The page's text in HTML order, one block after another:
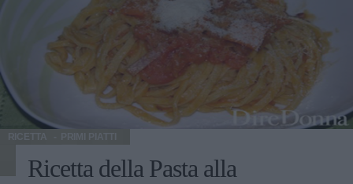
RICETTA
Ricetta della Pasta alla